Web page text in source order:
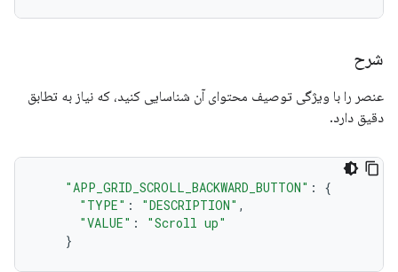
شرح
عنصر را با ویژگی توصیف محتوای آن شناسایی کنید، که نیاز به تطابق
دقیق دارد.
"APP_GRID_SCROLL_BACKWARD_BUTTON" :
{
"TYPE" : "DESCRIPTION" ,
"VALUE" :
"Scroll up"
}